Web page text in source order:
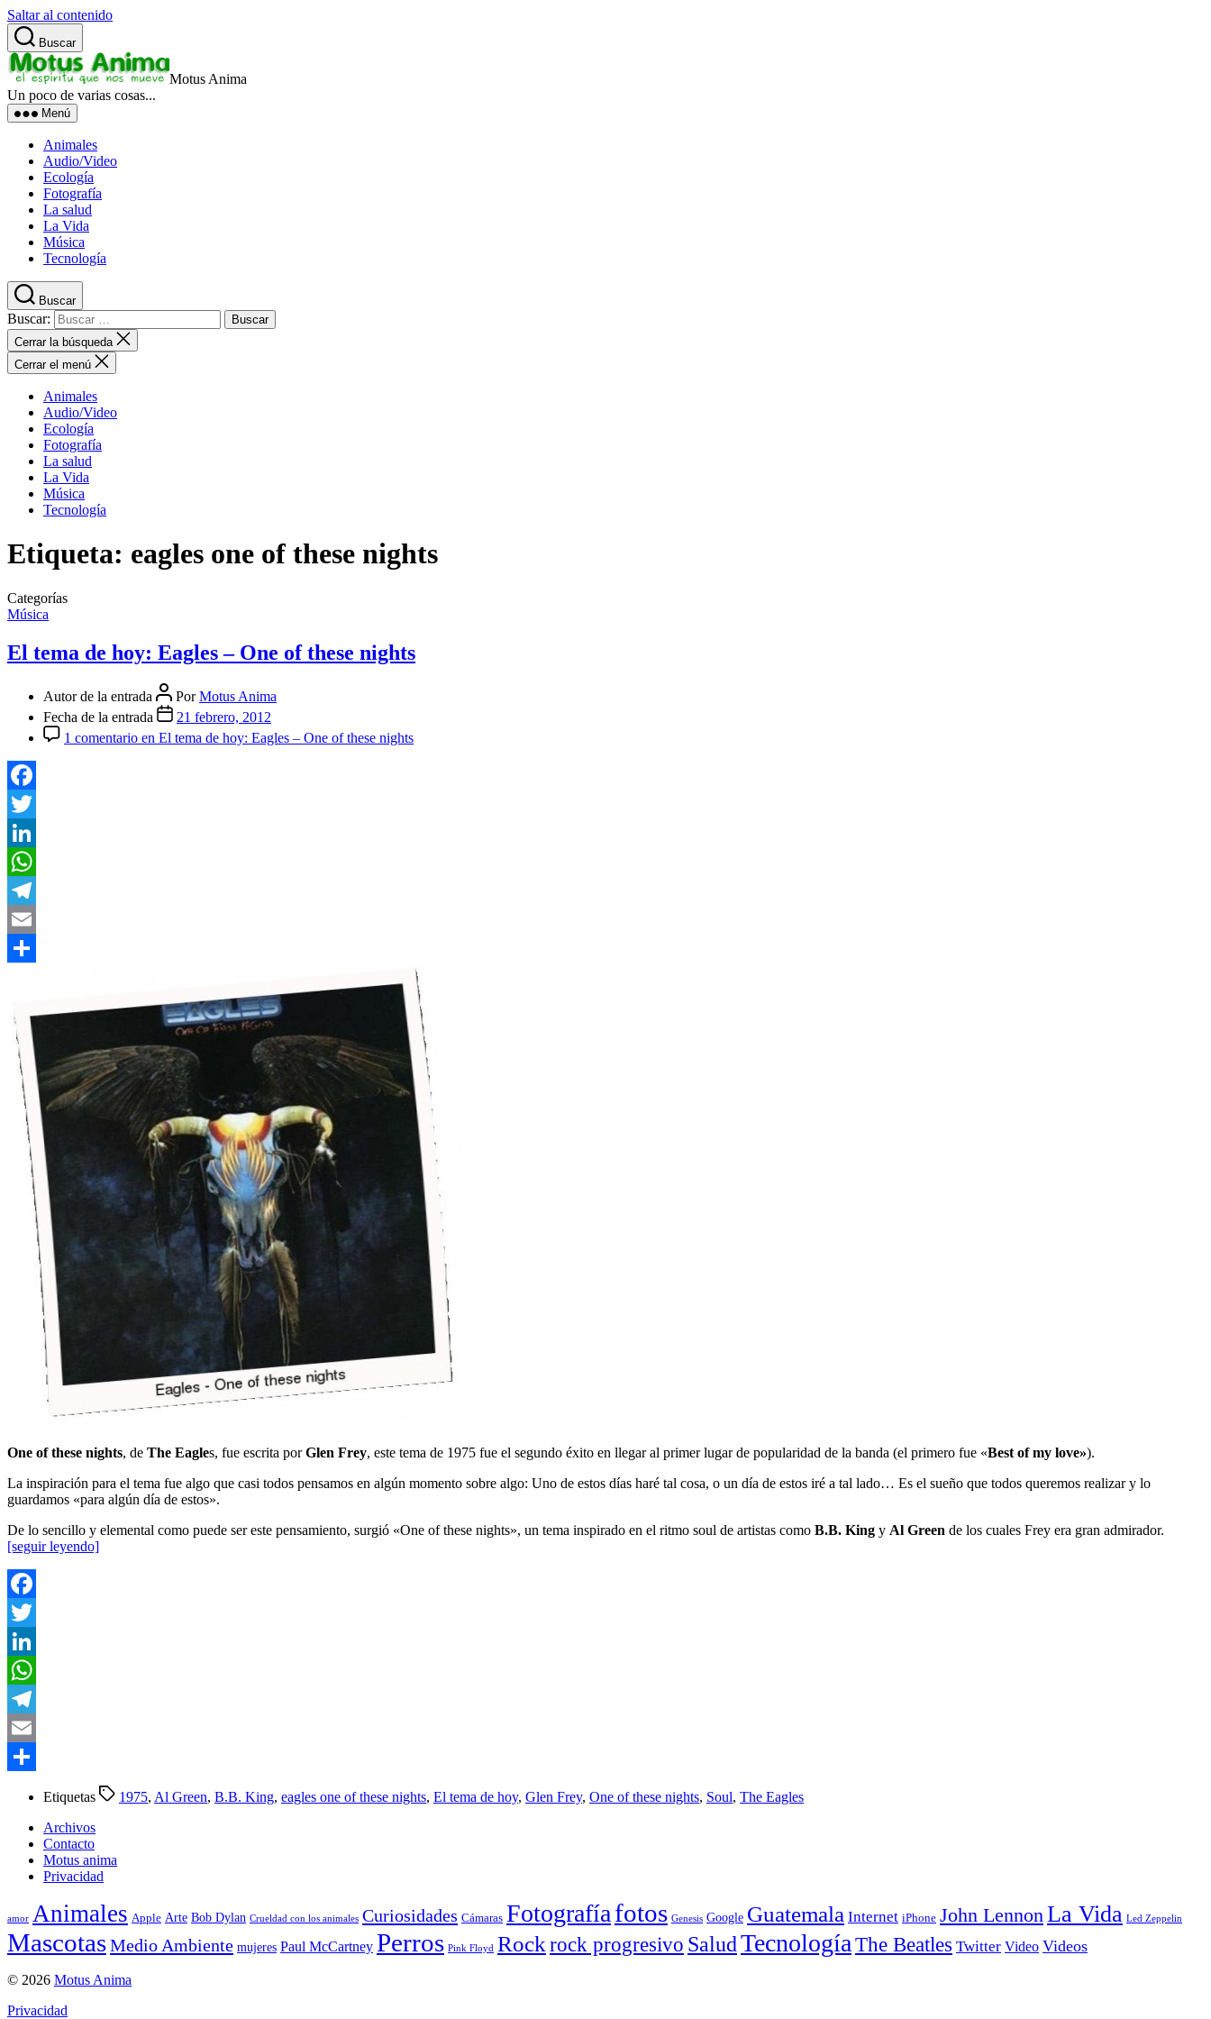
Saltar al contenido
Buscar
Motus Anima
Un poco de varias cosas...
Menú
Animales
Audio/Video
Ecología
Fotografía
La salud
La Vida
Música
Tecnología
Buscar
Buscar:
Cerrar la búsqueda
Cerrar el menú
Animales
Audio/Video
Ecología
Fotografía
La salud
La Vida
Música
Tecnología
Etiqueta: eagles one of these nights
Categorías
Música
El tema de hoy: Eagles – One of these nights
Autor de la entrada PorMotus Anima
Fecha de la entrada
21 febrero, 2012
1 comentario en El tema de hoy: Eagles – One of these nights
Facebook
Twitter
LinkedIn
WhatsApp
Telegram
Email
One of these nights, de The Eagles, fue escrita porGlen Frey, este tema de 1975 fue el segundo éxito en llegar al primer lugar de popularidad de la banda (el primero fue «Best of my love»).
La inspiración para el tema fue algo que casi todos pensamos en algún momento sobre algo: Uno de estos días haré tal cosa, o un día de estos iré a tal lado… Es el sueño que todos queremos realizar y lo
guardamos «para algún día de estos».
De lo sencillo y elemental como puede ser este pensamiento, surgió «One of these nights», un tema inspirado en el ritmo soul de artistas como B.B. King y Al Green de los cuales Frey era gran admirador.
[seguir leyendo]
Facebook
Twitter
LinkedIn
WhatsApp
Telegram
Email
Etiquetas 1975, Al Green, B.B. King, eagles one of these nights, El tema de hoy, Glen Frey, One of these nights, Soul, The Eagles
Archivos
Contacto
Motus anima
Privacidad
amor Animales Apple Arte Bob Dylan Crueldad con los animales Curiosidades Cámaras Fotografíafotos Genesis Google Guatemala Internet iPhone John Lennon La Vida Led Zeppelin
MascotasMedio Ambiente mujeres Paul McCartney Perros Pink Floyd Rock rock progresivo SaludTecnología The Beatles Twitter Video Videos
© 2026 Motus Anima
Privacidad